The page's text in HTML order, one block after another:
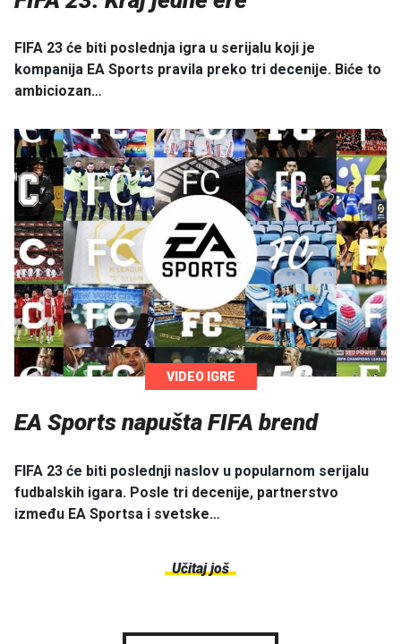
FIFA 23 će biti poslednja igra u serijalu koji je
kompanija EA Sports pravila preko tri decenije. Biće to
ambiciozan…
VIDEO IGRE
EA Sports napušta FIFA brend
FIFA 23 će biti poslednji naslov u popularnom serijalu
fudbalskih igara. Posle tri decenije, partnerstvo
između EA Sportsa i svetske…
Učitaj još